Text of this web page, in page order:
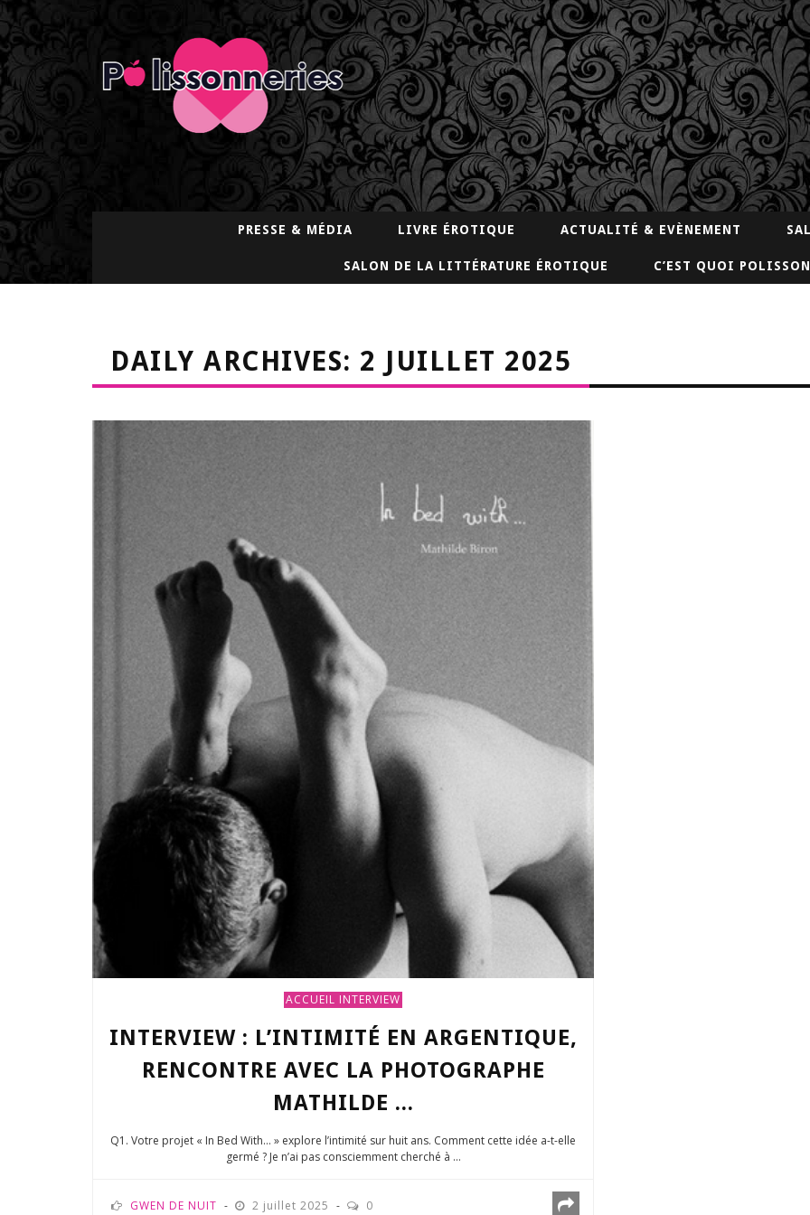
PRESSE & MÉDIA LIVRE ÉROTIQUE ACTUALITÉ & EVÈNEMENT
SALON DE LA LITTÉRATURE ÉROTIQUE C’EST QUOI
DAILY ARCHIVES: 2 JUILLET 2025
ACCUEIL INTERVIEW
INTERVIEW : L’INTIMITÉ EN ARGENTIQUE,
RENCONTRE AVEC LA PHOTOGRAPHE
MATHILDE ...
Q1. Votre projet « In Bed With… » explore l’intimité sur huit ans. Comment cette idée a-t-elle
germé ? Je n’ai pas consciemment cherché à ...
GWEN DE NUIT 2 juillet 2025 0